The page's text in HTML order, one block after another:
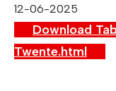
12-06-2025
Download
Twente.html